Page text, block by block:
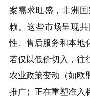
案需求旺盛，非洲
赖。这些市场呈现
性、售后服务和本地
若仅以低价切入，往
农业政策变动（如欧
推广）正在重塑准入